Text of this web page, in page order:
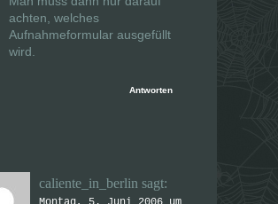
achten, welches
Aufnahmeformular ausgefüllt
wird.
Antworten
caliente_in_berlin sagt: